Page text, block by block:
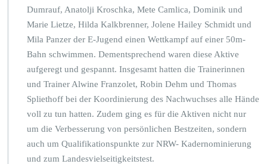
j
a
g
m
D
u
b
u
Dumrauf, Anatolji Kroschka, Mete Camlica, Dominik und
Marie Lietze, Hilda Kalkbrenner, Jolene Hailey Schmidt und
Mila Panzer der E-Jugend einen Wettkampf auf einer 50m-
Bahn schwimmen. Dementsprechend waren diese Aktive
aufgeregt und gespannt. Insgesamt hatten die Trainerinnen
und Trainer Alwine Franzolet, Robin Dehm und Thomas
Spliethoff bei der Koordinierung des Nachwuchses alle Hände
voll zu tun hatten. Zudem ging es für die Aktiven nicht nur
um die Verbesserung von persönlichen Bestzeiten, sondern
auch um Qualifikationspunkte zur NRW- Kadernominierung
und zum Landesvielseitigkeitstest.